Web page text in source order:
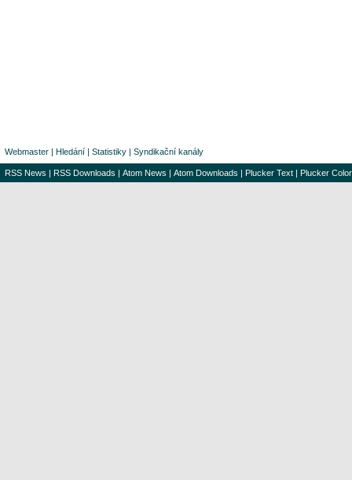
Webmaster | Hledání | Statistiky | Syndikační kanály
RSS News | RSS Downloads | Atom News | Atom Downloads | Plucker Text | Plucker Color